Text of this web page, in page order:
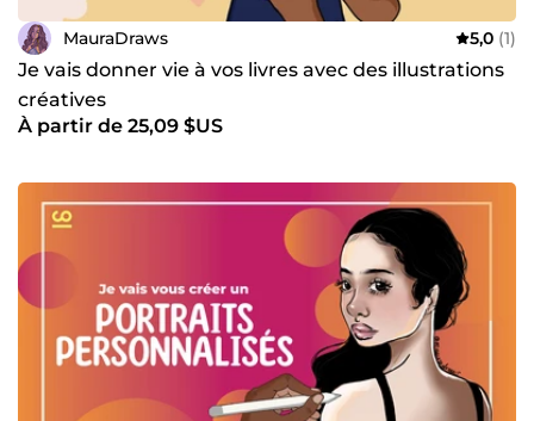
MauraDraws 5,0 (1)
Je vais donner vie à vos livres avec des illustrations
créatives
À partir de 25,09 $US